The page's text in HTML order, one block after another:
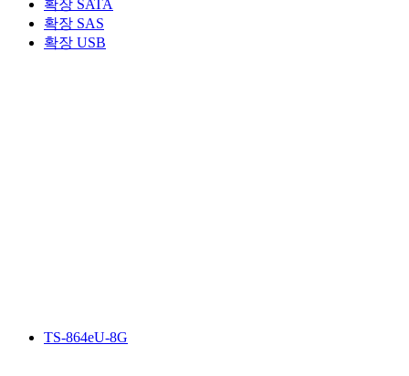
확장 SATA
확장 SAS
확장 USB
TS-864eU-8G